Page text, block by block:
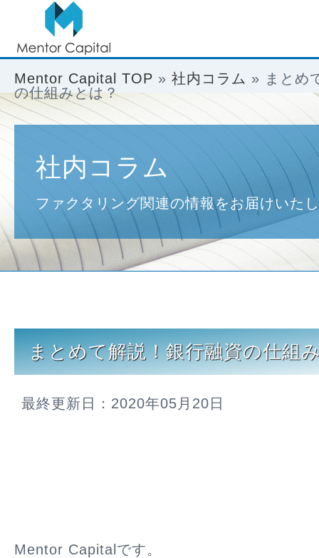
Mentor Capital TOP » 社内コラム » まとめ
の仕組みとは？
社内コラム
ファクタリング関連の情報をお届けいた
まとめて解説！銀行融資の仕組
最終更新日：2020年05月20日
Mentor Capitalです。